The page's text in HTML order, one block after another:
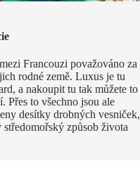
Francouzi považováno za
rodné země. Luxus je tu
a nakoupit tu tak můžete to
Přes to všechno jsou ale
desítky drobných vesniček,
středomořský způsob života